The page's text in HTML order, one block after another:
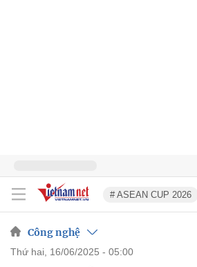
# ASEAN CUP 2026
Công nghệ
thứ hai, 16/06/2025 - 05:00